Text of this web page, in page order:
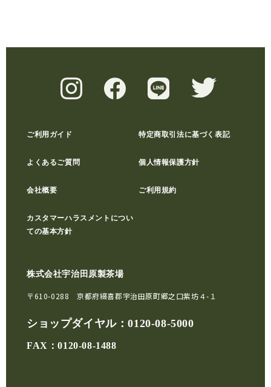
ご利用ガイド 特定商取引法に基づく表記
よくあるご質問 個人情報保護方針
会社概要 ご利用規約
カスタマーハラスメントについ
ての基本方針
株式会社宇治田原製茶場
〒610-0288 京都府綴喜郡宇治田原町郷之口紫坊４-１
ショップダイヤル：0120-08-5000
FAX：0120-08-1488